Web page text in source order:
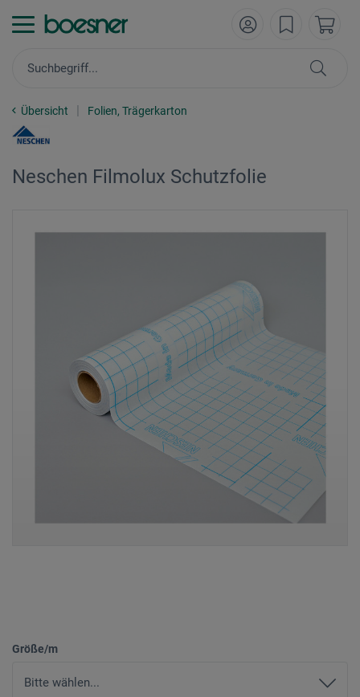
Übersicht Folien, Trägerkarton
Neschen Filmolux Schutzfolie
Größe/m